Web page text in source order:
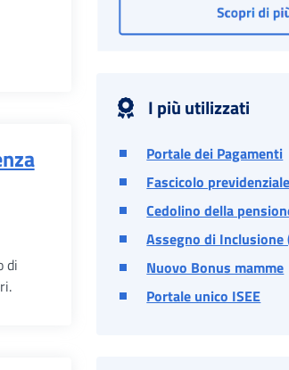
di
I più utilizzati
Portale dei Pagamenti
Fascicolo
Cedolino della
Assegno di Inclusione
Nuovo Bonus mamme
Portale unico ISEE